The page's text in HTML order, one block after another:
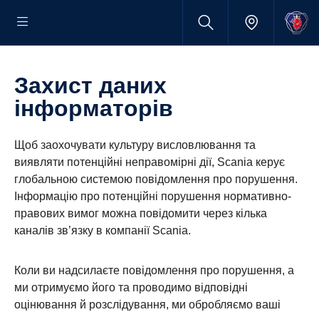
Захист даних
інформаторів
Щоб заохочувати культуру висловлювання та
виявляти потенційні неправомірні дії, Scania керує
глобальною системою повідомлення про порушення.
Інформацію про потенційні порушення нормативно-
правових вимог можна повідомити через кілька
каналів зв’язку в компанії Scania.
Коли ви надсилаєте повідомлення про порушення, а
ми отримуємо його та проводимо відповідні
оцінювання й розслідування, ми обробляємо ваші